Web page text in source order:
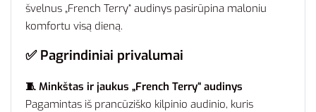
švelnus „French Terry“ audinys pasirūpina maloniu
komfortu visą dieną.
✅ Pagrindiniai privalumai
🧵 Minkštas ir jaukus „French Terry“ audinys
Pagamintas iš prancūziško kilpinio audinio, kuris